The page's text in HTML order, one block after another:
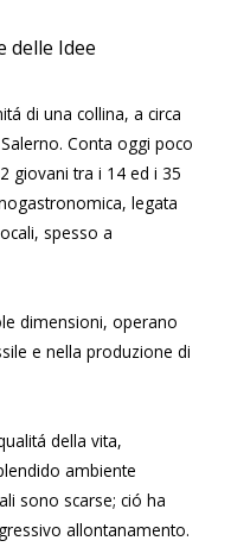
delle Idee
di una collina, a circa
Conta oggi poco
giovani tra i 14 ed i 35
legata
spesso a
dimensioni, operano
e nella produzione di
della vita,
ambiente
sono scarse; ció ha
allontanamento.